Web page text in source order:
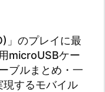
」のプレイに最
microUSBケー
ブルまとめ・一
現するモバイル